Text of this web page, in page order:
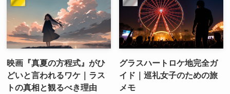
映画『真夏の方程式』がひ
どいと言われるワケ｜ラス
トの真相と観るべき理由
グラスハートロケ地完全ガ
イド｜巡礼女子のための旅
メモ